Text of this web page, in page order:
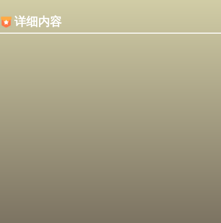
详细内容